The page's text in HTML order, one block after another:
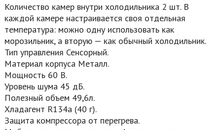
Количество камер внутри холодильника 2 шт. В
каждой камере настраивается своя отдельная
температура: можно одну использовать как
морозильник, а вторую — как обычный холодильник.
Тип управления Сенсорный.
Материал корпуса Металл.
Мощность 60 В.
Уровень шума 45 дБ.
Полезный объем 49,6л.
Хладагент R134a (40 г).
Защита компрессора от перегрева.